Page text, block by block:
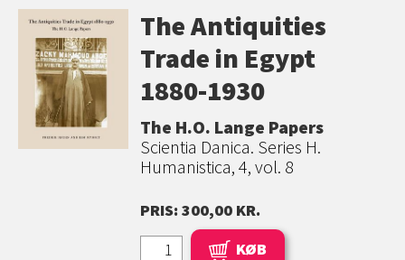
The Antiquities
Trade in Egypt
1880-1930
The H.O. Lange Papers
Scientia Danica. Series H.
Humanistica, 4, vol. 8
PRIS: 300,00 KR.
KØB